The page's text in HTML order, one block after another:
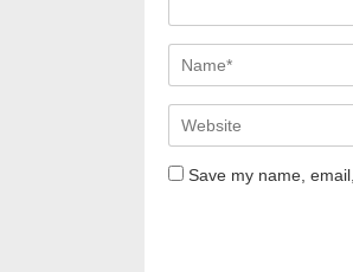
Save my name,